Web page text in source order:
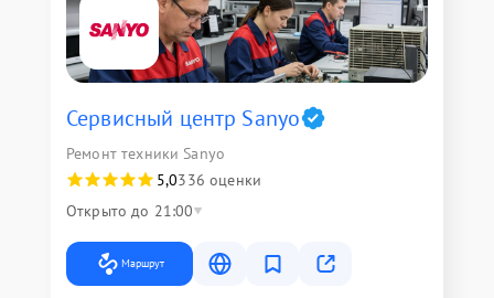
Сервисный центр Sanyo
Ремонт техники Sanyo
5,0336 оценки
Открыто до 21:00
Маршрут